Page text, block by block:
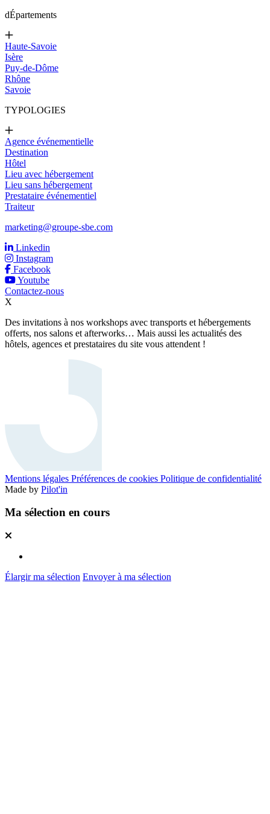
dÉpartements
Haute-Savoie
Isère
Puy-de-Dôme
Rhône
Savoie
TYPOLOGIES
Agence événementielle
Destination
Hôtel
Lieu avec hébergement
Lieu sans hébergement
Prestataire événementiel
Traiteur
marketing@groupe-sbe.com
Linkedin
Instagram
Facebook
Youtube
Contactez-nous
X
Des invitations à nos workshops avec transports et hébergements
offerts, nos salons et afterworks… Mais aussi les actualités des
hôtels, agences et prestataires du site vous attendent !
Mentions légales Préférences de cookies Politique de confidentialité
Made by Pilot'in
Ma sélection en cours
Élargir ma sélection Envoyer à ma sélection